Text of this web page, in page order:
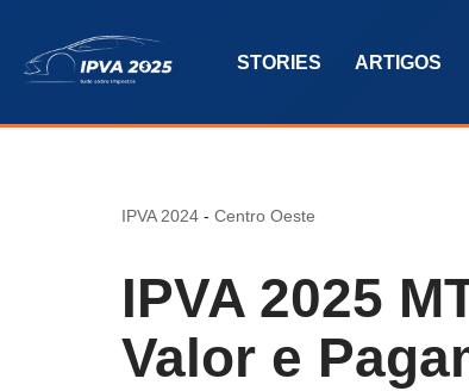
Pular
o
STORIES ARTIGOS
IPVA 2024 - Centro Oeste
IPVA 2025
Valor e